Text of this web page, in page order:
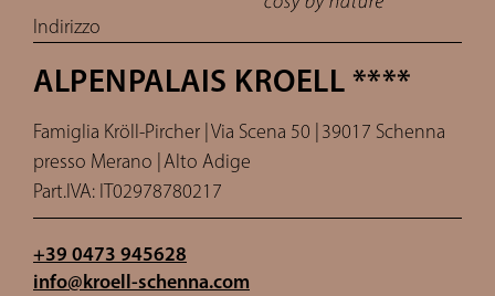
Indirizzo
ALPENPALAIS KROELL ****
Famiglia Kröll-Pircher | Via Scena 50 | 39017 Schenna
presso Merano | Alto Adige
Part.IVA: IT02978780217
+39 0473 945628
info@kroell-schenna.com